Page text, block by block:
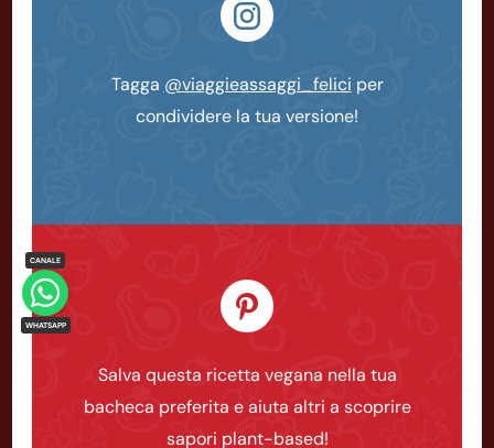
Tagga @viaggieassaggi_felici per
condividere la tua versione!
Salva questa ricetta vegana nella tua
bacheca preferita e aiuta altri a scoprire
sapori plant-based!